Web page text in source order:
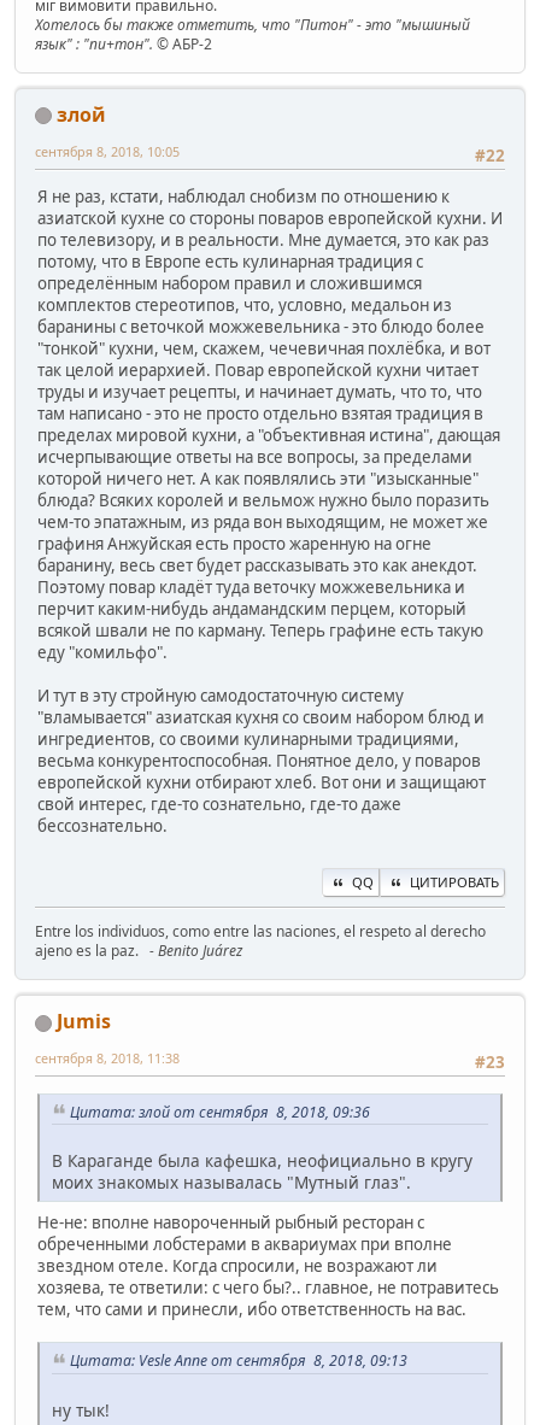
міг вимовити правильно.
Хотелось бы также отметить, что "Питон" - это "мышиный
язык" : "пи+тон". © АБР-2
злой
#22
сентября 8, 2018, 10:05
Я не раз, кстати, наблюдал снобизм по отношению к
азиатской кухне со стороны поваров европейской кухни. И
по телевизору, и в реальности. Мне думается, это как раз
потому, что в Европе есть кулинарная традиция с
определённым набором правил и сложившимся
комплектов стереотипов, что, условно, медальон из
баранины с веточкой можжевельника - это блюдо более
"тонкой" кухни, чем, скажем, чечевичная похлёбка, и вот
так целой иерархией. Повар европейской кухни читает
труды и изучает рецепты, и начинает думать, что то, что
там написано - это не просто отдельно взятая традиция в
пределах мировой кухни, а "объективная истина", дающая
исчерпывающие ответы на все вопросы, за пределами
которой ничего нет. А как появлялись эти "изысканные"
блюда? Всяких королей и вельмож нужно было поразить
чем-то эпатажным, из ряда вон выходящим, не может же
графиня Анжуйская есть просто жаренную на огне
баранину, весь свет будет рассказывать это как анекдот.
Поэтому повар кладёт туда веточку можжевельника и
перчит каким-нибудь андамандским перцем, который
всякой швали не по карману. Теперь графине есть такую
еду "комильфо".
И тут в эту стройную самодостаточную систему
"вламывается" азиатская кухня со своим набором блюд и
ингредиентов, со своими кулинарными традициями,
весьма конкурентоспособная. Понятное дело, у поваров
европейской кухни отбирают хлеб. Вот они и защищают
свой интерес, где-то сознательно, где-то даже
бессознательно.
QQ ЦИТИРОВАТЬ
Entre los individuos, como entre las naciones, el respeto al derecho
ajeno es la paz. - Benito Juárez
Jumis
#23
сентября 8, 2018, 11:38
Цитата: злой от сентября 8, 2018, 09:36
В Караганде была кафешка, неофициально в кругу
моих знакомых называлась "Мутный глаз".
Не-не: вполне навороченный рыбный ресторан с
обреченными лобстерами в аквариумах при вполне
звездном отеле. Когда спросили, не возражают ли
хозяева, те ответили: с чего бы?.. главное, не потравитесь
тем, что сами и принесли, ибо ответственность на вас.
Цитата: Vesle Anne от сентября 8, 2018, 09:13
ну тык!